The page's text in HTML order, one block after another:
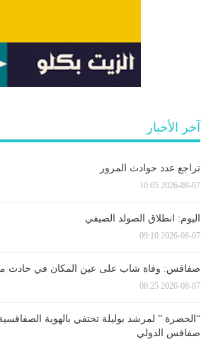
آخر الأخبار
تراجع عدد حوادث المرور
2026-08-07 10:05
اليوم: انطلاق الصولد الصيفي
2026-08-07 09:10
صفاقس: وفاة شاب على عين المكان في حادث
2026-08-07 08:25
“الحضرة ” لمرشد بوليلة تحتفي بالهوية
صفاقس الدولي